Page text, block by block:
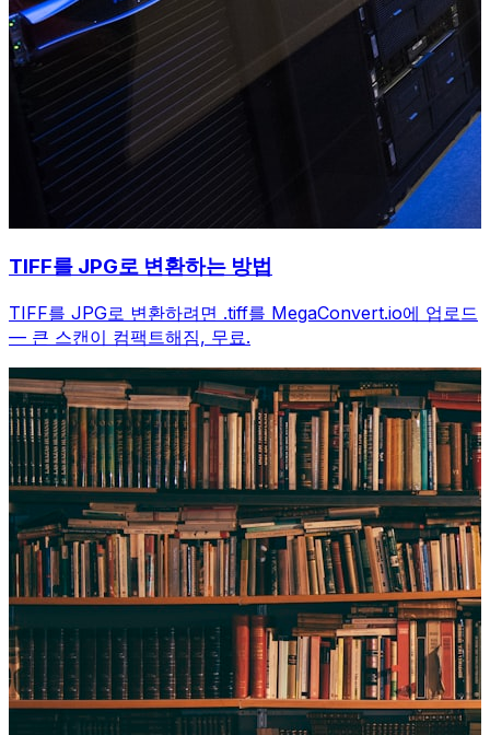
TIFF를 JPG로 변환하는 방법
TIFF를 JPG로 변환하려면 .tiff를 MegaConvert.io에 업로드
— 큰 스캔이 컴팩트해짐, 무료.